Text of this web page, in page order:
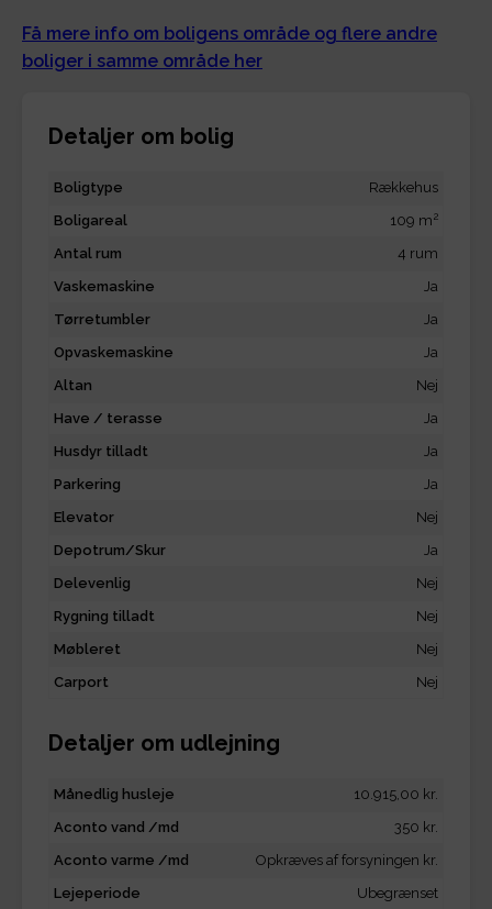
Få mere info om boligens område og flere andre
boliger i samme område her
Detaljer om bolig
Boligtype
Rækkehus
Boligareal
109 m2
Antal rum
4 rum
Vaskemaskine
Ja
Tørretumbler
Ja
Opvaskemaskine
Ja
Altan
Nej
Have / terasse
Ja
Husdyr tilladt
Ja
Parkering
Ja
Elevator
Nej
Depotrum/Skur
Ja
Delevenlig
Nej
Rygning tilladt
Nej
Møbleret
Nej
Carport
Nej
Detaljer om udlejning
Månedlig husleje
10.915,00 kr.
Aconto vand /md
350 kr.
Aconto varme /md
Opkræves af forsyningen kr.
Lejeperiode
Ubegrænset